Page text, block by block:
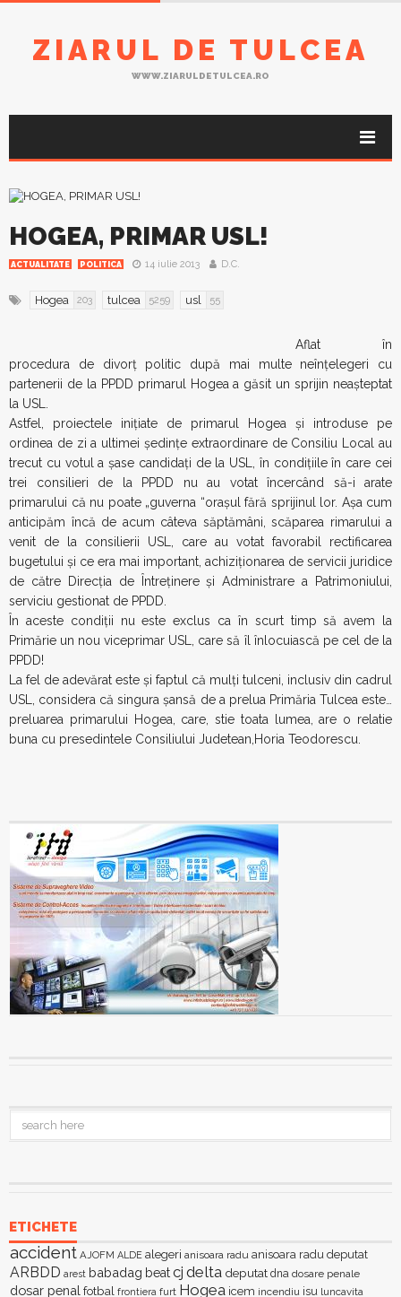
ZIARUL DE TULCEA
WWW.ZIARULDETULCEA.RO
HOGEA, PRIMAR USL!
ACTUALITATE POLITICA 14 iulie 2013 D.C.
Hogea 203 tulcea 5259 usl 55
Aflat în
procedura de divorţ politic după mai multe neînţelegeri cu
partenerii de la PPDD primarul Hogea a găsit un sprijin neaşteptat
la USL.
Astfel, proiectele iniţiate de primarul Hogea şi introduse pe
ordinea de zi a ultimei şedinţe extraordinare de Consiliu Local au
trecut cu votul a şase candidaţi de la USL, în condiţiile în care cei
trei consilieri de la PPDD nu au votat încercând să-i arate
primarului că nu poate „guverna “oraşul fără sprijinul lor. Aşa cum
anticipăm încă de acum câteva săptămâni, scăparea rimarului a
venit de la consilierii USL, care au votat favorabil rectificarea
bugetului şi ce era mai important, achiziţionarea de servicii juridice
de către Direcţia de Întreţinere şi Administrare a Patrimoniului,
serviciu gestionat de PPDD.
În aceste condiţii nu este exclus ca în scurt timp să avem la
Primărie un nou viceprimar USL, care să îl înlocuiască pe cel de la
PPDD!
La fel de adevărat este şi faptul că mulţi tulceni, inclusiv din cadrul
USL, considera că singura şansă de a prelua Primăria Tulcea este…
preluarea primarului Hogea, care, stie toata lumea, are o relatie
buna cu presedintele Consiliului Judetean,Horia Teodorescu.
ETICHETE
accident AJOFM ALDE alegeri anisoara radu anisoara radu deputat
ARBDD arest babadag beatcj delta deputat dna dosare penale
dosar penal fotbal frontiera furt Hogea icem incendiu isu luncavita